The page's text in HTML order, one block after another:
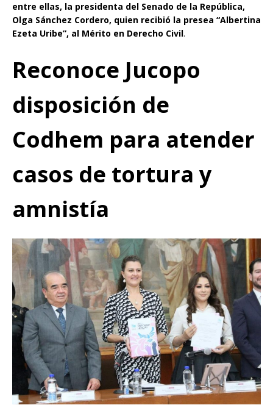
entre ellas, la presidenta del Senado de la República,
Olga Sánchez Cordero, quien recibió la presea “Albertina
Ezeta Uribe”, al Mérito en Derecho Civil.
Reconoce Jucopo
disposición de
Codhem para atender
casos de tortura y
amnistía